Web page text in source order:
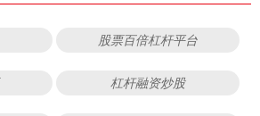
股票百倍杠杆平台
杠杆融资炒股